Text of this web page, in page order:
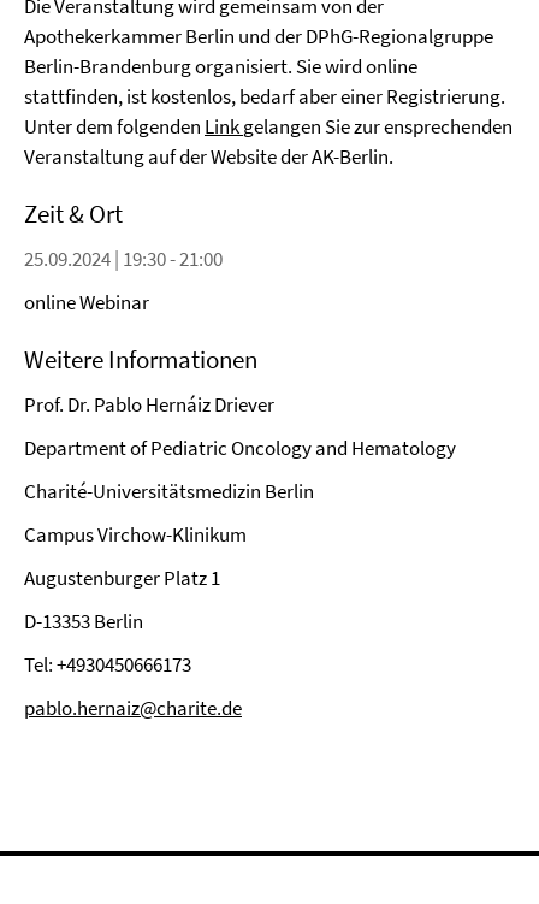
Die Veranstaltung wird gemeinsam von der
Apothekerkammer Berlin und der DPhG-Regionalgruppe
Berlin-Brandenburg organisiert. Sie wird online
stattfinden, ist kostenlos, bedarf aber einer Registrierung.
Unter dem folgenden Linkgelangen Sie zur ensprechenden
Veranstaltung auf der Website der AK-Berlin.
Zeit & Ort
25.09.2024 | 19:30 - 21:00
online Webinar
Weitere Informationen
Prof. Dr. Pablo Hernáiz Driever
Department of Pediatric Oncology and Hematology
Charité-Universitätsmedizin Berlin
Campus Virchow-Klinikum
Augustenburger Platz 1
D-13353 Berlin
Tel: +4930450666173
pablo.hernaiz@charite.de